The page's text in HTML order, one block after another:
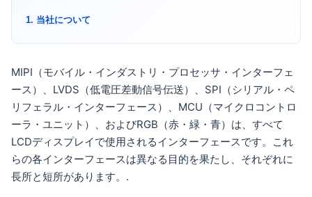
1. 当社について
MIPI（モバイル・インダストリ・プロセッサ・インターフェ
ース）、LVDS（低電圧差動信号伝送）、SPI（シリアル・ペ
リフェラル・インターフェース）、MCU（マイクロコントロ
ーラ・ユニット）、およびRGB（赤・緑・青）は、すべて
LCDディスプレイで使用されるインターフェースです。これ
らの各インターフェースは異なる目的を果たし、それぞれに
長所と短所があります。.